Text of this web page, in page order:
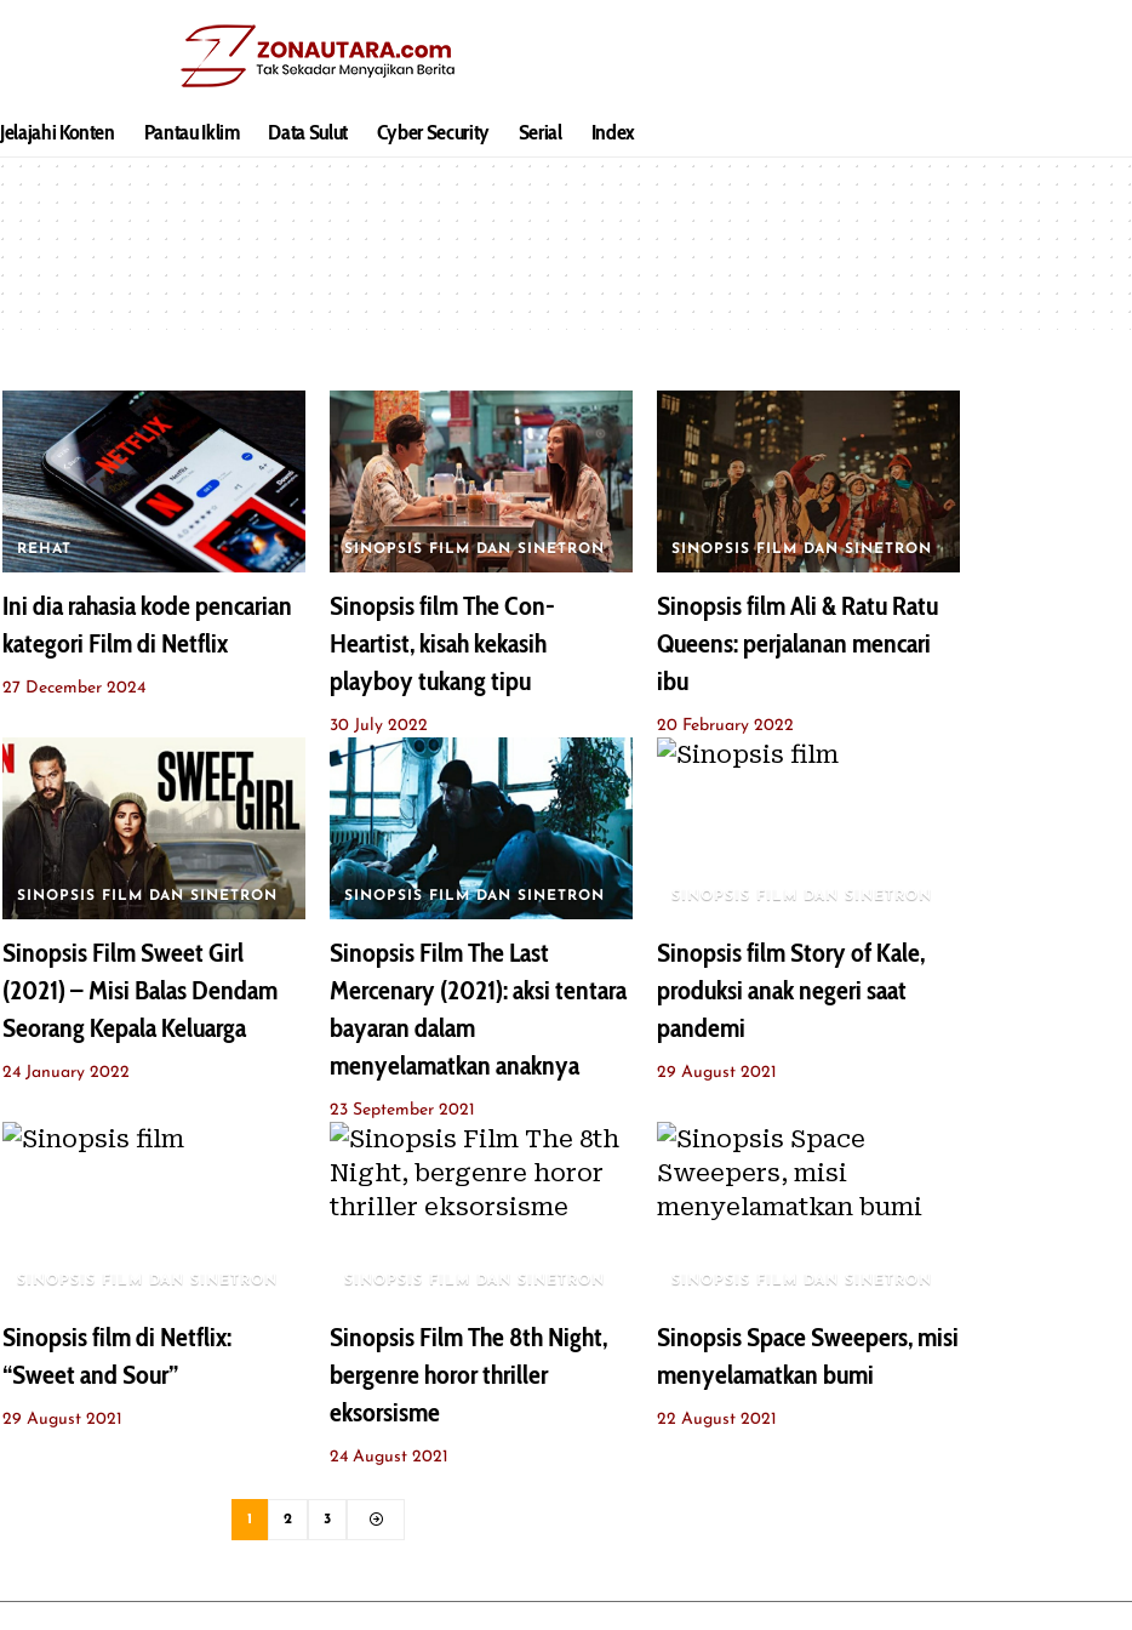
Jelajahi Konten Pantau Iklim Data Sulut Cyber Security Serial Index
REHAT
Ini dia rahasia kode pencarian
kategori Film di Netflix
27 December 2024
SINOPSIS FILM DAN SINETRON
Sinopsis film The Con-
Heartist, kisah kekasih
playboy tukang tipu
30 July 2022
SINOPSIS FILM DAN SINETRON
Sinopsis film Ali & Ratu Ratu
Queens: perjalanan mencari
ibu
20 February 2022
SINOPSIS FILM DAN SINETRON
Sinopsis Film Sweet Girl
(2021) – Misi Balas Dendam
Seorang Kepala Keluarga
24 January 2022
SINOPSIS FILM DAN SINETRON
Sinopsis Film The Last
Mercenary (2021): aksi tentara
bayaran dalam
menyelamatkan anaknya
23 September 2021
SINOPSIS FILM DAN SINETRON
Sinopsis film Story of Kale,
produksi anak negeri saat
pandemi
29 August 2021
SINOPSIS FILM DAN SINETRON
Sinopsis film di Netflix:
“Sweet and Sour”
29 August 2021
SINOPSIS FILM DAN SINETRON
Sinopsis Film The 8th Night,
bergenre horor thriller
eksorsisme
24 August 2021
SINOPSIS FILM DAN SINETRON
Sinopsis Space Sweepers, misi
menyelamatkan bumi
22 August 2021
1 2 3